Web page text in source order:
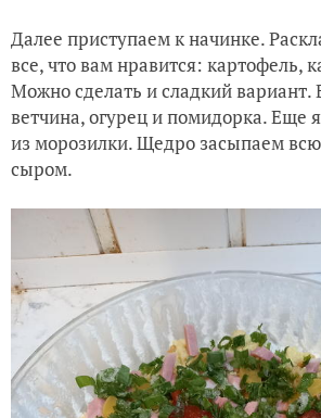
Далее приступаем к начинке.
все, что вам нравится: картофель,
Можно сделать и сладкий вариант.
ветчина, огурец и помидорка. Еще
из морозилки. Щедро засыпаем всю
сыром.